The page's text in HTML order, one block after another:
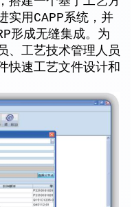
实用CAPP系统，并
形成无缝集成。为
、工艺技术管理人员
快速工艺文件设计和